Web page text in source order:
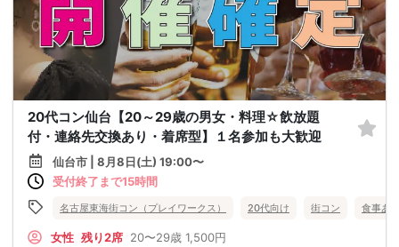
20代コン仙台【20～29歳の男女・料理☆飲放題
付・連絡先交換あり・着席型】１名参加も大歓迎
仙台市 | 8月8日(土) 19:00〜
受付終了まで15時間
名古屋東海街コン（プレイワークス） 20代向け 街コン 食事あ
女性 残り2席 20〜29歳 1,500円